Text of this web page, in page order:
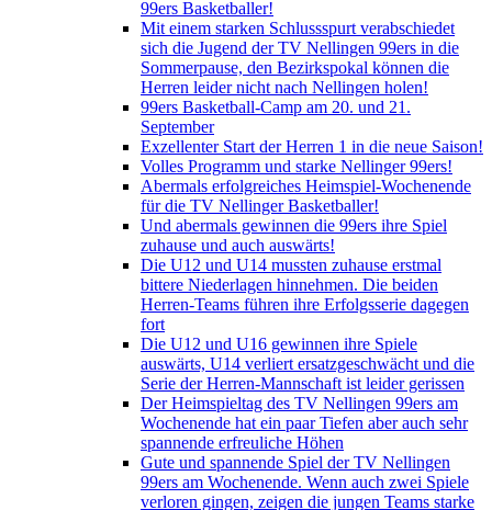
99ers Basketballer!
Mit einem starken Schlussspurt verabschiedet
sich die Jugend der TV Nellingen 99ers in die
Sommerpause, den Bezirkspokal können die
Herren leider nicht nach Nellingen holen!
99ers Basketball-Camp am 20. und 21.
September
Exzellenter Start der Herren 1 in die neue Saison!
Volles Programm und starke Nellinger 99ers!
Abermals erfolgreiches Heimspiel-Wochenende
für die TV Nellinger Basketballer!
Und abermals gewinnen die 99ers ihre Spiel
zuhause und auch auswärts!
Die U12 und U14 mussten zuhause erstmal
bittere Niederlagen hinnehmen. Die beiden
Herren-Teams führen ihre Erfolgsserie dagegen
fort
Die U12 und U16 gewinnen ihre Spiele
auswärts, U14 verliert ersatzgeschwächt und die
Serie der Herren-Mannschaft ist leider gerissen
Der Heimspieltag des TV Nellingen 99ers am
Wochenende hat ein paar Tiefen aber auch sehr
spannende erfreuliche Höhen
Gute und spannende Spiel der TV Nellingen
99ers am Wochenende. Wenn auch zwei Spiele
verloren gingen, zeigen die jungen Teams starke